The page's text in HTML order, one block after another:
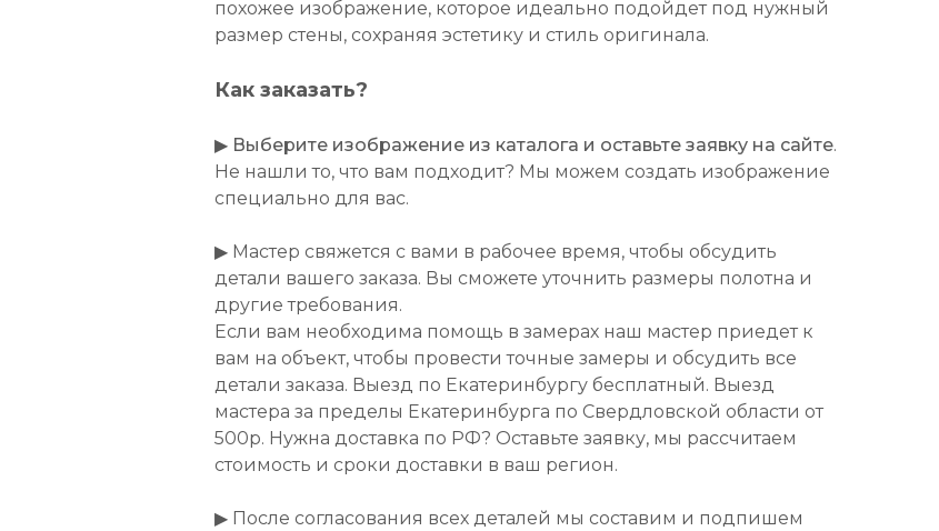
похожее изображение, которое идеально подойдет под нужный
размер стены, сохраняя эстетику и стиль оригинала.
Как заказать?
▶ Выберите изображение из каталога и оставьте заявку на сайте.
Не нашли то, что вам подходит? Мы можем создать изображение
специально для вас.
▶ Мастер свяжется с вами в рабочее время, чтобы обсудить
детали вашего заказа. Вы сможете уточнить размеры полотна и
другие требования.
Если вам необходима помощь в замерах наш мастер приедет к
вам на объект, чтобы провести точные замеры и обсудить все
детали заказа. Выезд по Екатеринбургу бесплатный. Выезд
мастера за пределы Екатеринбурга по Свердловской области от
500р. Нужна доставка по РФ? Оставьте заявку, мы рассчитаем
стоимость и сроки доставки в ваш регион.
▶ После согласования всех деталей мы составим и подпишем